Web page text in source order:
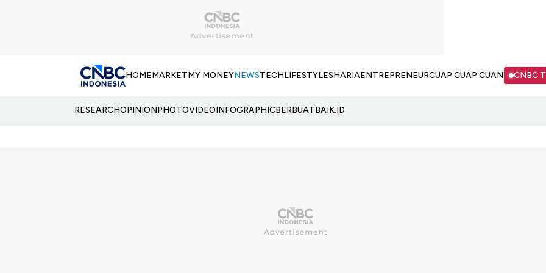
HOMEMARKETMY MONEYNEWSTECHLIFESTYLESHARIAENTREPRENEURCUAP CUAP CUAN CNBC
RESEARCHOPINIONPHOTOVIDEOINFOGRAPHICBERBUATBAIK.ID